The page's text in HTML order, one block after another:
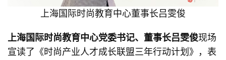
上海国际时尚教育中⼼董事长吕雯俊
上海国际时尚教育中心党委书记、 董事长吕雯俊现场
宣读了《时尚产业人才成长联盟三年行动计划》，表